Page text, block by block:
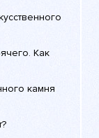
Как
камня